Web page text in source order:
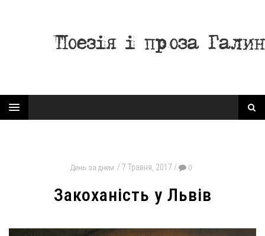
День за днем 7 Травня, 2017 0
Закоханість у Львів